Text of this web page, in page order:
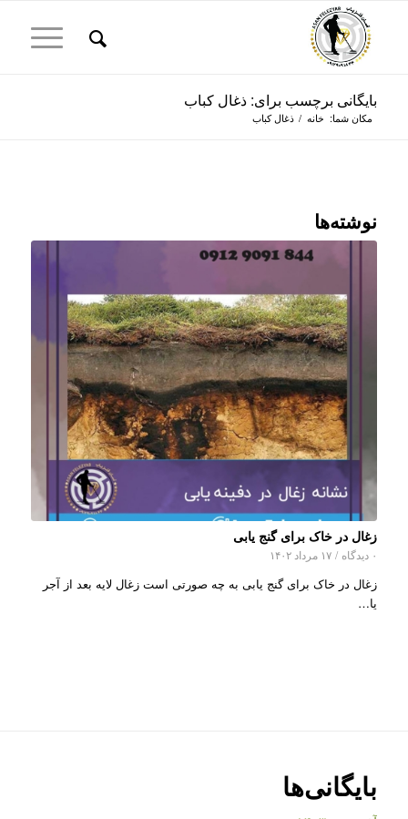
بایگانی برچسب برای: ذغال کباب
مکان شما: خانه / ذغال کباب
نوشته‌ها
زغال در خاک برای گنج یابی
۰ دیدگاه / ۱۷ مرداد ۱۴۰۲
زغال در خاک برای گنج یابی به چه صورتی است زغال لایه بعد از آجر
یا…
بایگانی‌ها